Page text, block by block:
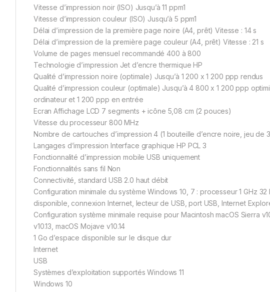
Vitesse d’impression noir (ISO) Jusqu’à 11 ppm1
Vitesse d’impression couleur (ISO) Jusqu’à 5 ppm1
Délai d’impression de la première page noire (A4, prêt) Vitesse : 14 s
Délai d’impression de la première page couleur (A4, prêt) Vitesse : 21 s
Volume de pages mensuel recommandé 400 à 800
Technologie d’impression Jet d’encre thermique HP
Qualité d’impression noire (optimale) Jusqu’à 1 200 x 1 200 ppp rendus
Qualité d’impression couleur (optimale) Jusqu’à 4 800 x 1 200 ppp
ordinateur et 1 200 ppp en entrée
Ecran Affichage LCD 7 segments + icône 5,08 cm (2 pouces)
Vitesse du processeur 800 MHz
Nombre de cartouches d’impression 4 (1 bouteille d’encre noire, jeu de
Langages d’impression Interface graphique HP PCL 3
Fonctionnalité d’impression mobile USB uniquement
Fonctionnalités sans fil Non
Connectivité, standard USB 2.0 haut débit
Configuration minimale du système Windows 10, 7 : processeur 1 GHz
disponible, connexion Internet, lecteur de USB, port USB, Internet
Configuration système minimale requise pour Macintosh macOS Sierra
v10.13, macOS Mojave v10.14
1 Go d’espace disponible sur le disque dur
Internet
USB
Systèmes d’exploitation supportés Windows 11
Windows 10